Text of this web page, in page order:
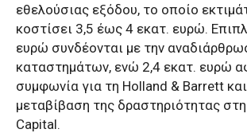
εθελούσιας εξόδου, το οποίο
κοστίσει 3,5 έως 4 εκατ. ευρώ.
ευρώ συνδέονται με την
καταστημάτων, ενώ 2,4 εκατ. ευρώ
συμφωνία για τη Holland & Barrett
μεταβίβαση της δραστηριότητας
Capital.